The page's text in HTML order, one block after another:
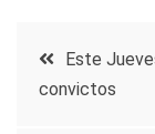
Este
convictos